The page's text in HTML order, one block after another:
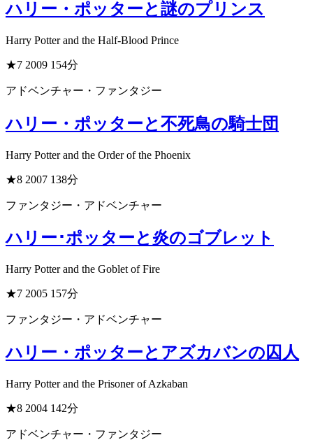
ハリー・ポッターと謎のプリンス
Harry Potter and the Half-Blood Prince
★7 2009 154分
アドベンチャー・ファンタジー
ハリー・ポッターと不死鳥の騎士団
Harry Potter and the Order of the Phoenix
★8 2007 138分
ファンタジー・アドベンチャー
ハリー･ポッターと炎のゴブレット
Harry Potter and the Goblet of Fire
★7 2005 157分
ファンタジー・アドベンチャー
ハリー・ポッターとアズカバンの囚人
Harry Potter and the Prisoner of Azkaban
★8 2004 142分
アドベンチャー・ファンタジー